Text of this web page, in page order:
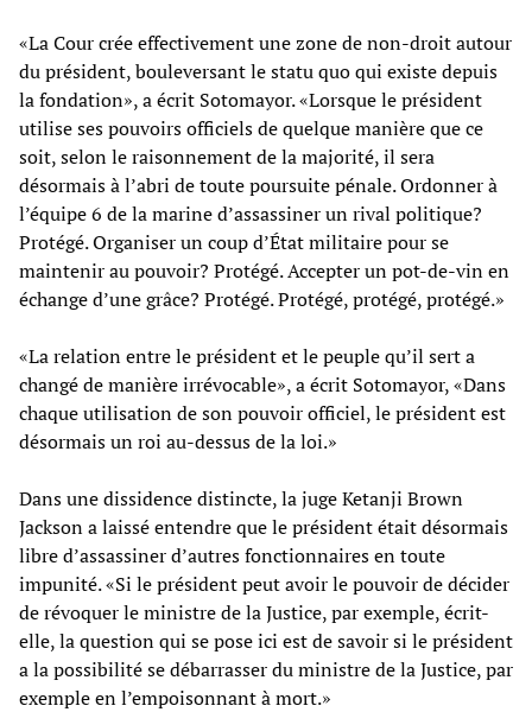
«La Cour crée effectivement une zone de non-droit autour
du président, bouleversant le statu quo qui existe depuis
la fondation», a écrit Sotomayor. «Lorsque le président
utilise ses pouvoirs officiels de quelque manière que ce
soit, selon le raisonnement de la majorité, il sera
désormais à l’abri de toute poursuite pénale. Ordonner à
l’équipe 6 de la marine d’assassiner un rival politique?
Protégé. Organiser un coup d’État militaire pour se
maintenir au pouvoir? Protégé. Accepter un pot-de-vin en
échange d’une grâce? Protégé. Protégé, protégé, protégé.»
«La relation entre le président et le peuple qu’il sert a
changé de manière irrévocable», a écrit Sotomayor, «Dans
chaque utilisation de son pouvoir officiel, le président est
désormais un roi au-dessus de la loi.»
Dans une dissidence distincte, la juge Ketanji Brown
Jackson a laissé entendre que le président était désormais
libre d’assassiner d’autres fonctionnaires en toute
impunité. «Si le président peut avoir le pouvoir de décider
de révoquer le ministre de la Justice, par exemple, écrit-
elle, la question qui se pose ici est de savoir si le président
a la possibilité se débarrasser du ministre de la Justice, par
exemple en l’empoisonnant à mort.»